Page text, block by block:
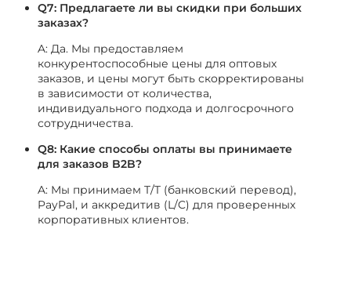
Q7: Предлагаете ли вы скидки при больших
заказах?
A: Да. Мы предоставляем
конкурентоспособные цены для оптовых
заказов, и цены могут быть скорректированы
в зависимости от количества,
индивидуального подхода и долгосрочного
сотрудничества.
Q8: Какие способы оплаты вы принимаете
для заказов B2B?
A: Мы принимаем T/T (банковский перевод),
PayPal, и аккредитив (L/C) для проверенных
корпоративных клиентов.